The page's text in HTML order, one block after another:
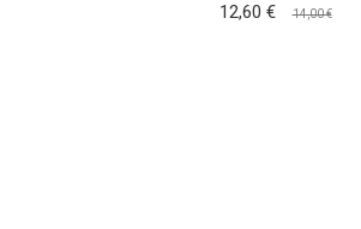
12,60 € 14,00 €